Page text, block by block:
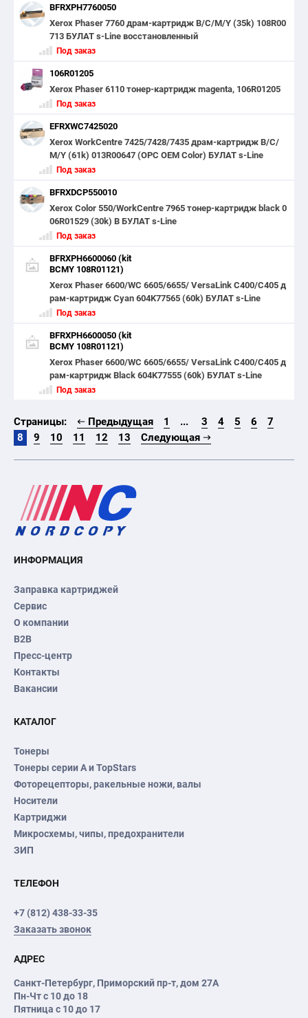
BFRXPH7760050
Xerox Phaser 7760 драм-картридж B/C/M/Y (35k) 108R00
713 БУЛАТ s-Line восстановленный
Под заказ
106R01205
Xerox Phaser 6110 тонер-картридж magenta, 106R01205
Под заказ
EFRXWC7425020
Xerox WorkCentre 7425/7428/7435 драм-картридж B/C/
M/Y (61k) 013R00647 (OPC OEM Color) БУЛАТ s-Line
Под заказ
BFRXDCP550010
Xerox Color 550/WorkCentre 7965 тонер-картридж black 0
06R01529 (30k) B БУЛАТ s-Line
Под заказ
BFRXPH6600060 (kit
BCMY 108R01121)
Xerox Phaser 6600/WC 6605/6655/ VersaLink C400/C405 д
рам-картридж Cyan 604K77565 (60k) БУЛАТ s-Line
Под заказ
BFRXPH6600050 (kit
BCMY 108R01121)
Xerox Phaser 6600/WC 6605/6655/ VersaLink C400/C405 д
рам-картридж Black 604K77555 (60k) БУЛАТ s-Line
Под заказ
Страницы: Предыдущая 1 ... 3 4 5 6
7
8
9 10 11 12 13 Следующая
ИНФОРМАЦИЯ
Заправка картриджей
Сервис
О компании
B2B
Пресс-центр
Контакты
Вакансии
КАТАЛОГ
Тонеры
Тонеры серии А и TopStars
Фоторецепторы, ракельные ножи, валы
Носители
Картриджи
Микросхемы, чипы, предохранители
ЗИП
ТЕЛЕФОН
+7 (812) 438-33-35
Заказать звонок
АДРЕС
Санкт-Петербург, Приморский пр-т, дом 27А
Пн-Чт с 10 до 18
Пятница с 10 до 17